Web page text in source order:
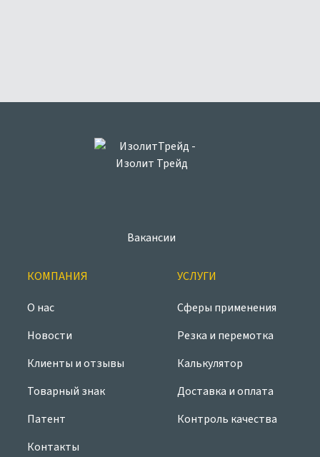
Вакансии
КОМПАНИЯ
О нас
Новости
Клиенты и отзывы
Товарный знак
Патент
Контакты
УСЛУГИ
Сферы применения
Резка и перемотка
Калькулятор
Доставка и оплата
Контроль качества